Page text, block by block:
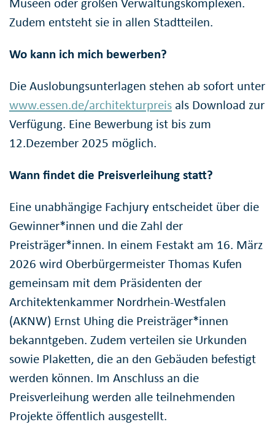
Museen oder großen Verwaltungskomplexen.
Zudem entsteht sie in allen Stadtteilen.
Wo kann ich mich bewerben?
Die Auslobungsunterlagen stehen ab sofort unter
www.essen.de/architekturpreis als Download zur
Verfügung. Eine Bewerbung ist bis zum
12.Dezember 2025 möglich.
Wann findet die Preisverleihung statt?
Eine unabhängige Fachjury entscheidet über die
Gewinner*innen und die Zahl der
Preisträger*innen. In einem Festakt am 16. März
2026 wird Oberbürgermeister Thomas Kufen
gemeinsam mit dem Präsidenten der
Architektenkammer Nordrhein-Westfalen
(AKNW) Ernst Uhing die Preisträger*innen
bekanntgeben. Zudem verteilen sie Urkunden
sowie Plaketten, die an den Gebäuden befestigt
werden können. Im Anschluss an die
Preisverleihung werden alle teilnehmenden
Projekte öffentlich ausgestellt.